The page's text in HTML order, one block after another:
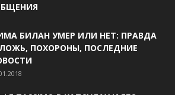
БИЛАН УМЕР ИЛИ НЕТ: ПРАВДА
ПОХОРОНЫ, ПОСЛЕДНИЕ